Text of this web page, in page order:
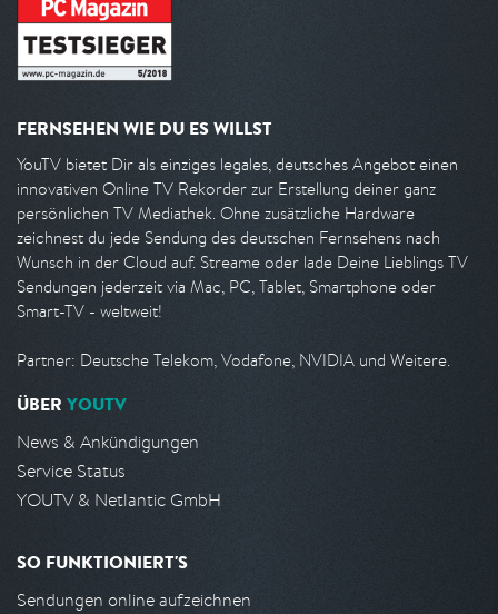
FERNSEHEN WIE DU ES WILLST
YouTV bietet Dir als einziges legales, deutsches Angebot einen
innovativen Online TV Rekorder zur Erstellung deiner ganz
persönlichen TV Mediathek. Ohne zusätzliche Hardware
zeichnest du jede Sendung des deutschen Fernsehens nach
Wunsch in der Cloud auf. Streame oder lade Deine Lieblings TV
Sendungen jederzeit via Mac, PC, Tablet, Smartphone oder
Smart-TV - weltweit!
Partner: Deutsche Telekom, Vodafone, NVIDIA und Weitere.
ÜBER YOUTV
News & Ankündigungen
Service Status
YOUTV & Netlantic GmbH
SO FUNKTIONIERT'S
Sendungen online aufzeichnen